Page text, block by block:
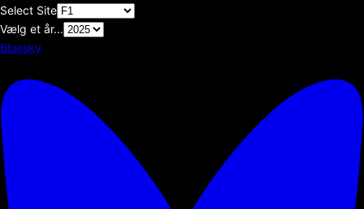
Select Site
Vælg et år...
Bluesky